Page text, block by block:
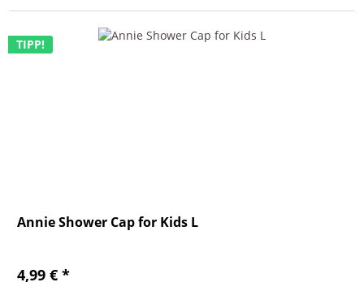
TIPP!
Annie Shower Cap for Kids L
4,99 € *